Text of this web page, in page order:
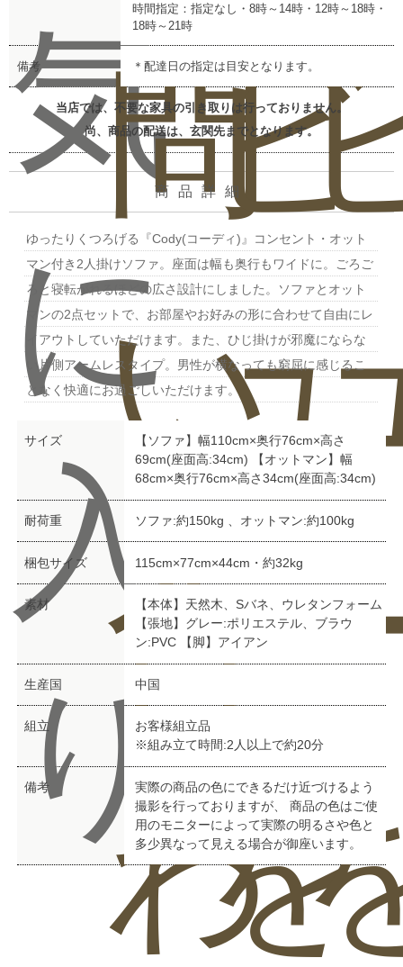
気
に
入
り
問
い
合
わ
ビ
ュ
ー
を
時間指定：指定なし・8時～14時・12時～18時・
18時～21時
備考 ＊配達日の指定は目安となります。
当店では、不要な家具の引き取りは行っておりません。
尚、商品の配送は、玄関先までとなります。
商品詳細
ゆったりくつろげる『Cody(コーディ)』コンセント・オット
マン付き2人掛けソファ。座面は幅も奥行もワイドに。ごろご
ろと寝転がれるほどの広さ設計にしました。ソファとオット
マンの2点セットで、お部屋やお好みの形に合わせて自由にレ
イアウトしていただけます。また、ひじ掛けが邪魔にならな
い片側アームレスタイプ。男性が横なっても窮屈に感じるこ
となく快適にお過ごしいただけます。
サイズ
【ソファ】幅110cm×奥行76cm×高さ
69cm(座面高:34cm) 【オットマン】幅
68cm×奥行76cm×高さ34cm(座面高:34cm)
耐荷重 ソファ:約150kg 、オットマン:約100kg
梱包サイズ 115cm×77cm×44cm・約32kg
素材
【本体】天然木、Sバネ、ウレタンフォーム
【張地】グレー:ポリエステル、ブラウ
ン:PVC 【脚】アイアン
生産国 中国
組立
お客様組立品
※組み立て時間:2人以上で約20分
備考
実際の商品の色にできるだけ近づけるよう
撮影を行っておりますが、 商品の色はご使
用のモニターによって実際の明るさや色と
多少異なって見える場合が御座います。